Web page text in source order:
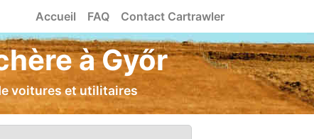
Accueil FAQ Contact Cartrawler
à Győr
voitures et utilitaires